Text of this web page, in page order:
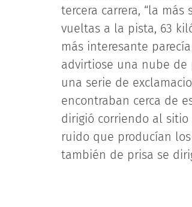
tercera carrera, “la
vueltas a la pista, 63
más interesante
advirtiose una nube de
una serie de
encontraban cerca de
dirigió corriendo al
ruido que producían
también de prisa se